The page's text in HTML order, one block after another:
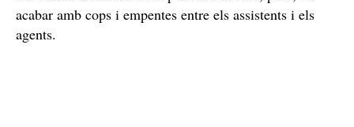
acabar amb cops i empentes entre els assistents i els
agents.